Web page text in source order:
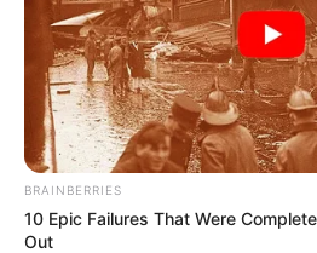
BRAINBERRIES
10 Epic Failures That Were
Out